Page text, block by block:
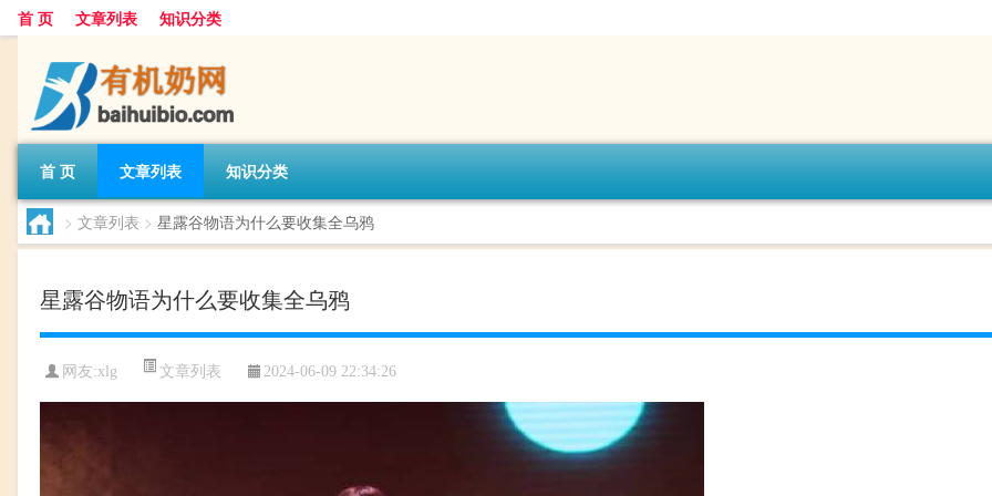
首 页 文章列表 知识分类
首 页 文章列表 知识分类
> 文章列表 > 星露谷物语为什么要收集全乌鸦
星露谷物语为什么要收集全乌鸦
网友:xlg 文章列表 2024-06-09 22:34:26